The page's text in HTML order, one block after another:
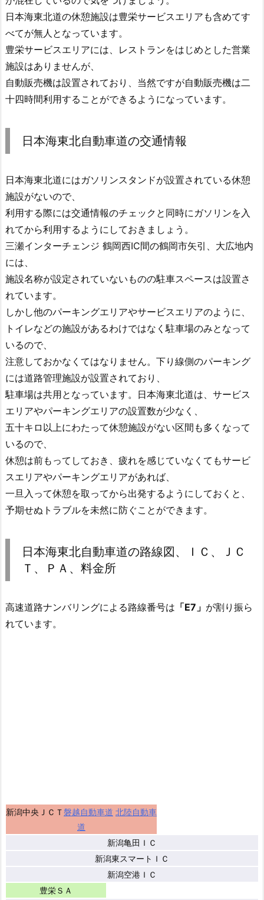
日本海東北道の休憩施設は豊栄サービスエリアも含めてす
べてが無人となっています。
豊栄サービスエリアには、レストランをはじめとした営業
施設はありませんが、
自動販売機は設置されており、当然ですが自動販売機は二
十四時間利用することができるようになっています。
日本海東北自動車道の交通情報
日本海東北道にはガソリンスタンドが設置されている休憩
施設がないので、
利用する際には交通情報のチェックと同時にガソリンを入
れてから利用するようにしておきましょう。
三瀬インターチェンジ 鶴岡西IC間の鶴岡市矢引、大広地内
には、
施設名称が設定されていないものの駐車スペースは設置さ
れています。
しかし他のパーキングエリアやサービスエリアのように、
トイレなどの施設があるわけではなく駐車場のみとなって
いるので、
注意しておかなくてはなりません。下り線側のパーキング
には道路管理施設が設置されており、
駐車場は共用となっています。日本海東北道は、サービス
エリアやパーキングエリアの設置数が少なく、
五十キロ以上にわたって休憩施設がない区間も多くなって
いるので、
休憩は前もってしておき、疲れを感じていなくてもサービ
スエリアやパーキングエリアがあれば、
一旦入って休憩を取ってから出発するようにしておくと、
予期せぬトラブルを未然に防ぐことができます。
日本海東北自動車道の路線図、ＩＣ、ＪＣ
Ｔ、ＰＡ、料金所
高速道路ナンバリングによる路線番号は 「E7」 が割り振ら
れています。
新潟中央ＪＣＴ磐越自動車道 北陸自動車
道
新潟亀田ＩＣ
新潟東スマートＩＣ
新潟空港ＩＣ
豊栄ＳＡ